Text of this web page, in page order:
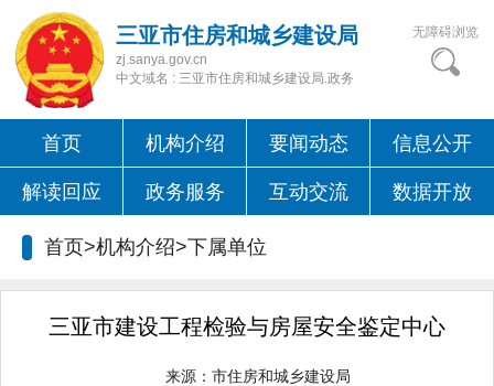
三亚市住房和城乡建设局
zj.sanya.gov.cn
中文域名 : 三亚市住房和城乡建设局.政务
无障碍浏览
首页 机构介绍 要闻动态 信息公开
解读回应 政务服务 互动交流 数据开放
首页>机构介绍>下属单位
三亚市建设工程检验与房屋安全鉴定中心
来源： 市住房和城乡建设局